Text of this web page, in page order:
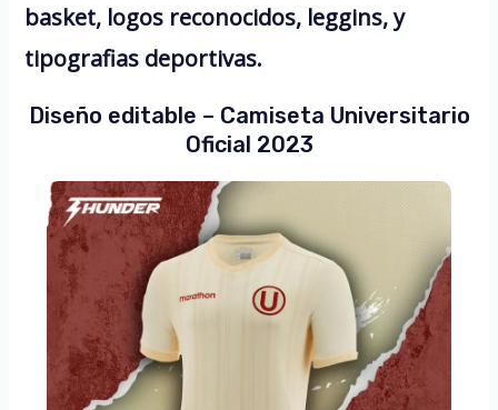
basket, logos reconocidos, leggins, y
tipografias deportivas.
Diseño editable – Camiseta Universitario
Oficial 2023